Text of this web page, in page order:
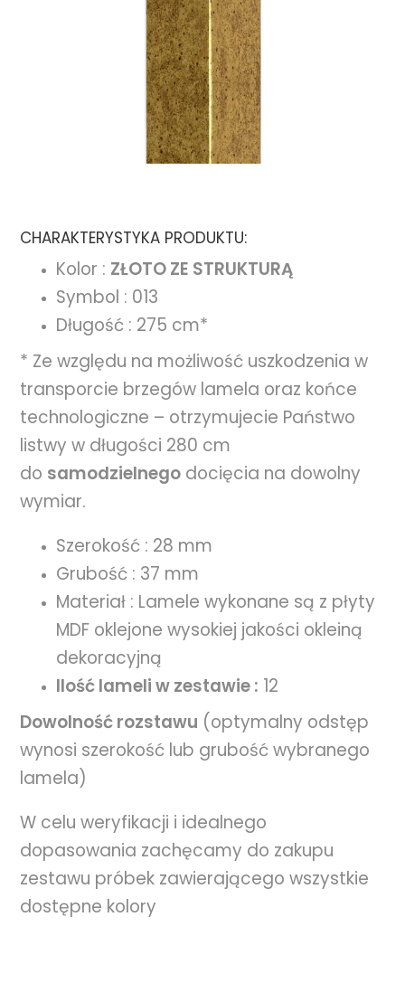
CHARAKTERYSTYKA PRODUKTU:
Kolor : ZŁOTOZE STRUKTURĄ
Symbol : 013
Długość : 275 cm*
* Ze względu na możliwość uszkodzenia w
transporcie brzegów lamela oraz końce
technologiczne – otrzymujecie Państwo
listwy w długości 280 cm
do samodzielnego docięcia na dowolny
wymiar.
Szerokość : 28 mm
Grubość : 37 mm
Materiał : Lamele wykonane są z płyty
MDF oklejone wysokiej jakości okleiną
dekoracyjną
Ilość lameli w zestawie : 12
Dowolność rozstawu (optymalny odstęp
wynosi szerokość lub grubość wybranego
lamela)
W celu weryfikacji i idealnego
dopasowania zachęcamy do zakupu
zestawu próbek zawierającego wszystkie
dostępne kolory